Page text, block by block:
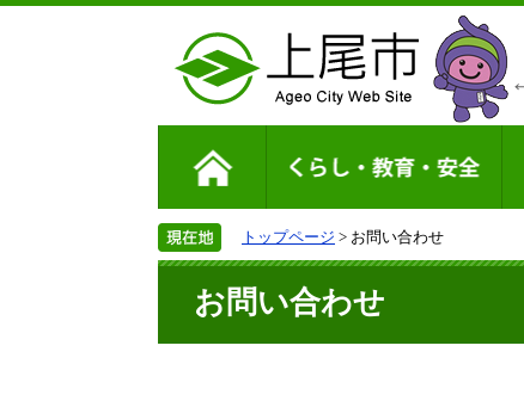
トップページ > お問い合わせ
お問い合わせ